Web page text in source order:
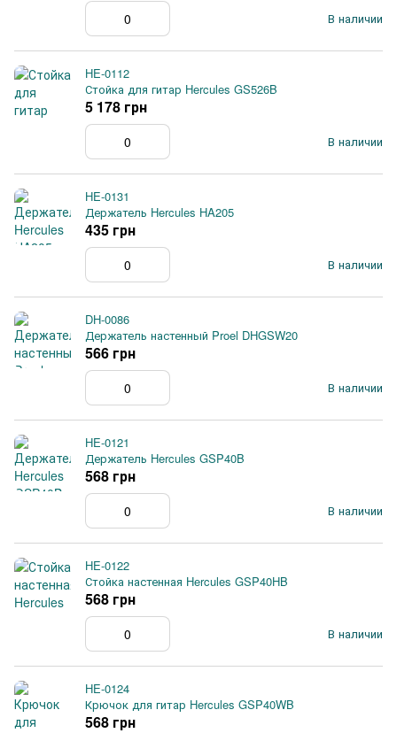
В наличии
HE-0112
Стойка для гитар Hercules GS526B
В наличии
5 178 грн
HE-0131
Держатель Hercules HA205
В наличии
435 грн
DH-0086
Держатель настенный Proel DHGSW20
В наличии
566 грн
HE-0121
Держатель Hercules GSP40B
В наличии
568 грн
HE-0122
Стойка настенная Hercules GSP40HB
В наличии
568 грн
HE-0124
Крючок для гитар Hercules GSP40WB
568 грн